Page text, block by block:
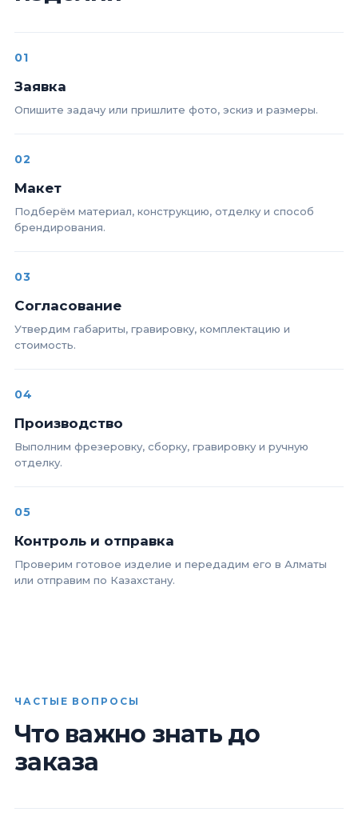
01
Заявка
Опишите задачу или пришлите фото, эскиз и размеры.
02
Макет
Подберём материал, конструкцию, отделку и способ
брендирования.
03
Согласование
Утвердим габариты, гравировку, комплектацию и
стоимость.
04
Производство
Выполним фрезеровку, сборку, гравировку и ручную
отделку.
05
Контроль и отправка
Проверим готовое изделие и передадим его в Алматы
или отправим по Казахстану.
ЧАСТЫЕ ВОПРОСЫ
Что важно знать до
заказа